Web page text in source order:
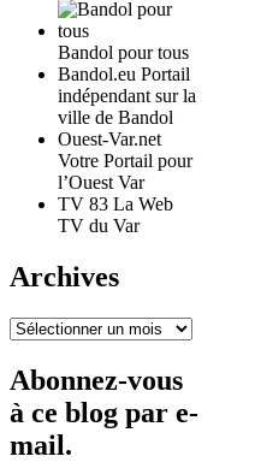
Bandol pour tous
Bandol.eu Portail
indépendant sur la
ville de Bandol
Ouest-Var.net
Votre Portail pour
l’Ouest Var
TV 83 La Web
TV du Var
Archives
Archives
Abonnez-vous
à ce blog par e-
mail.